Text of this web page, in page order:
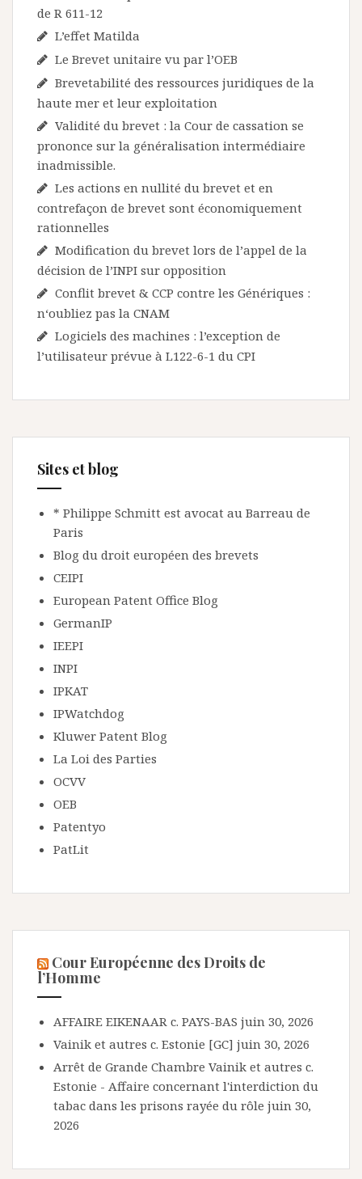
de R 611-12
L’effet Matilda
Le Brevet unitaire vu par l’OEB
Brevetabilité des ressources juridiques de la
haute mer et leur exploitation
Validité du brevet : la Cour de cassation se
prononce sur la généralisation intermédiaire
inadmissible.
Les actions en nullité du brevet et en
contrefaçon de brevet sont économiquement
rationnelles
Modification du brevet lors de l’appel de la
décision de l’INPI sur opposition
Conflit brevet & CCP contre les Génériques :
n‘oubliez pas la CNAM
Logiciels des machines : l’exception de
l’utilisateur prévue à L122-6-1 du CPI
Sites et blog
* Philippe Schmitt est avocat au Barreau de
Paris
Blog du droit européen des brevets
CEIPI
European Patent Office Blog
GermanIP
IEEPI
INPI
IPKAT
IPWatchdog
Kluwer Patent Blog
La Loi des Parties
OCVV
OEB
Patentyo
PatLit
Cour Européenne des Droits de
l’Homme
AFFAIRE EIKENAAR c. PAYS-BAS juin 30, 2026
Vainik et autres c. Estonie [GC] juin 30, 2026
Arrêt de Grande Chambre Vainik et autres c.
Estonie - Affaire concernant l'interdiction du
tabac dans les prisons rayée du rôle juin 30,
2026